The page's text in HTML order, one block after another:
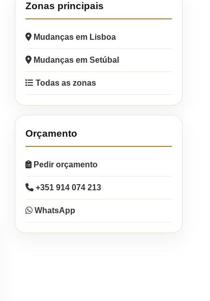
Zonas principais
Mudanças em Lisboa
Mudanças em Setúbal
Todas as zonas
Orçamento
Pedir orçamento
+351 914 074 213
WhatsApp